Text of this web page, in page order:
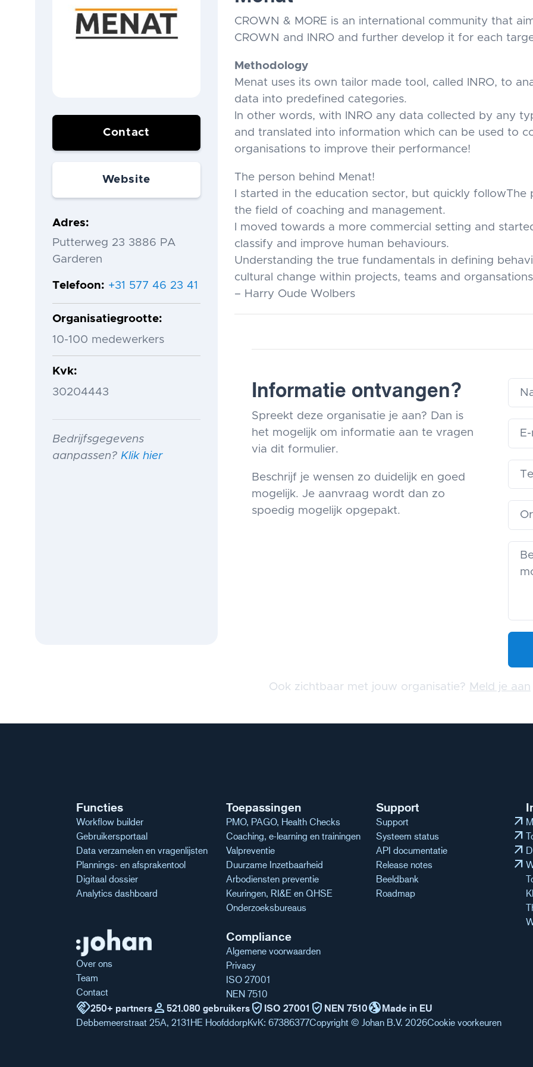
Contact
Website
Adres
Putterweg 23 3886 PA
Garderen
Telefoon +31 577 46 23 41
Organisatiegrootte
10-100 medewerkers
Kvk
30204443
Bedrijfsgegevens
aanpassen? Klik hier
CROWN & MORE is an international community that
CROWN and INRO and further develop it for each
Methodology
Menat uses its own tailor made ​tool, called INRO, to
data into predefined categories.
In other words, with INRO any data collected by any
and translated into information which can be used to
organisations to improve their performance!
The person behind Menat!
I started in the education sector, but quickly
the field of coaching and management.
I moved towards a more commercial setting and
classify and improve human behaviours.
Understanding the true fundamentals in defining
cultural change within projects, teams and
– Harry Oude Wolbers
Informatie ontvangen?
Spreekt deze organisatie je aan? Dan is
het mogelijk om informatie aan te vragen
via dit formulier.
Beschrijf je wensen zo duidelijk en goed
mogelijk. Je aanvraag wordt dan zo
spoedig mogelijk opgepakt.
Ook zichtbaar met jouw organisatie? Meld je aan
Functies
Workflow builder
Gebruikersportaal
Data verzamelen en vragenlijsten
Plannings- en afsprakentool
Digitaal dossier
Analytics dashboard
Toepassingen
PMO, PAGO, Health Checks
Coaching, e-learning en trainingen
Valpreventie
Duurzame Inzetbaarheid
Arbodiensten preventie
Keuringen, RI&E en QHSE
Onderzoeksbureaus
Support
Support arrow_outward
Systeem status arrow_outward
API documentatie arrow_outward
Release notes arrow_outward
Beeldbank
Roadmap
Over ons
Team
Contact
Compliance
Algemene voorwaarden
Privacy
ISO 27001
NEN 7510
handshake250+ partners person 521.080 gebruikers verified_user ISO 27001 verified_user NEN 7510globe_ukMade in EU
Debbemeerstraat 25A, 2131HE HoofddorpKvK: 67386377Copyright © Johan B.V. 2026Cookie voorkeuren